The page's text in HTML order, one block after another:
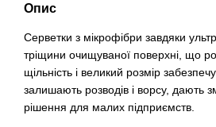
Опис
Серветки з мікрофібри завдяки
тріщини очищуваної поверхні, що
щільність і великий розмір
залишають розводів і ворсу, дають
рішення для малих підприємств.